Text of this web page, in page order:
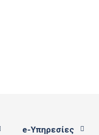
e-Υπηρεσίες